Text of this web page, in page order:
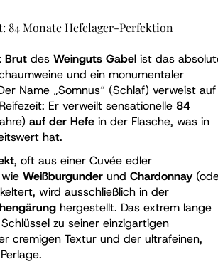
84 Monate Hefelager-Perfektion
Brut des Weinguts Gabel ist das
und ein monumentaler
Name „Somnus“ (Schlaf) verweist auf
Er verweilt sensationelle 84
auf der Hefe in der Flasche, was in
hat.
, oft aus einer Cuvée edler
wie Weißburgunder und Chardonnay
wird ausschließlich in der
hergestellt. Das extrem lange
zu seiner einzigartigen
cremigen Textur und der ultrafeinen,